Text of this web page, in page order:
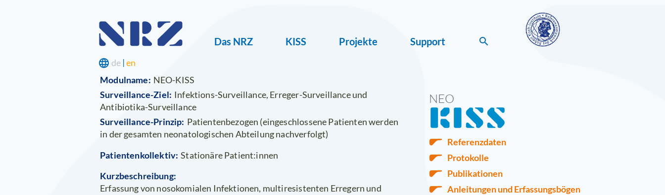
überspringen
Das NRZ KISS Projekte Support
search
language de |en
Modulname: NEO-KISS
Surveillance-Ziel: Infektions-Surveillance, Erreger-Surveillance und
Antibiotika-Surveillance
Surveillance-Prinzip: Patientenbezogen (eingeschlossene Patienten werden
in der gesamten neonatologischen Abteilung nachverfolgt)
Patientenkollektiv: Stationäre Patient:innen
Kurzbeschreibung:
Erfassung von nosokomialen Infektionen, multiresistenten Erregern und
NEO
Referenzdaten
Protokolle
Publikationen
Anleitungen und Erfassungsbögen